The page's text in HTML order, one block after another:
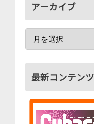
アーカイブ
最新コンテンツ